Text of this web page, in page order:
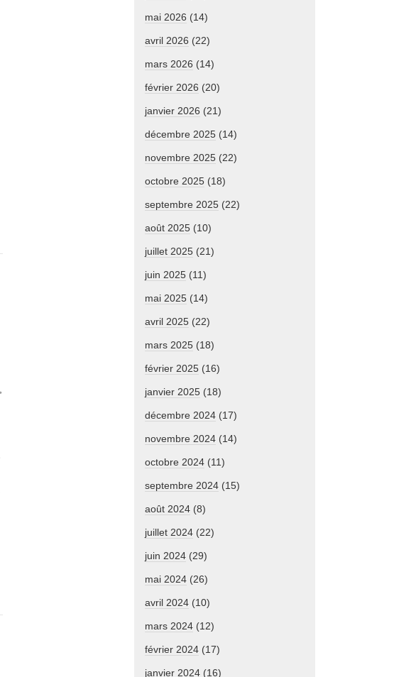
mai 2026 (14)
avril 2026 (22)
mars 2026 (14)
février 2026 (20)
janvier 2026 (21)
décembre 2025 (14)
novembre 2025 (22)
octobre 2025 (18)
septembre 2025 (22)
août 2025 (10)
juillet 2025 (21)
juin 2025 (11)
mai 2025 (14)
avril 2025 (22)
mars 2025 (18)
février 2025 (16)
janvier 2025 (18)
décembre 2024 (17)
novembre 2024 (14)
octobre 2024 (11)
septembre 2024 (15)
août 2024 (8)
juillet 2024 (22)
juin 2024 (29)
mai 2024 (26)
avril 2024 (10)
mars 2024 (12)
février 2024 (17)
janvier 2024 (16)